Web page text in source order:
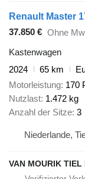
37.850 € Ohne
Kastenwagen
2024
65 km
Motorleistung 170
Nutzlast 1.472 kg
Anzahl der Sitze 3
Niederlande,
VAN MOURIK TIEL